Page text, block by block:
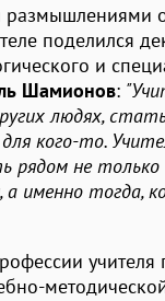
поделился
и
Шамионов:
людях,
кого-то.
рядом не только
а именно тогда,
учителя